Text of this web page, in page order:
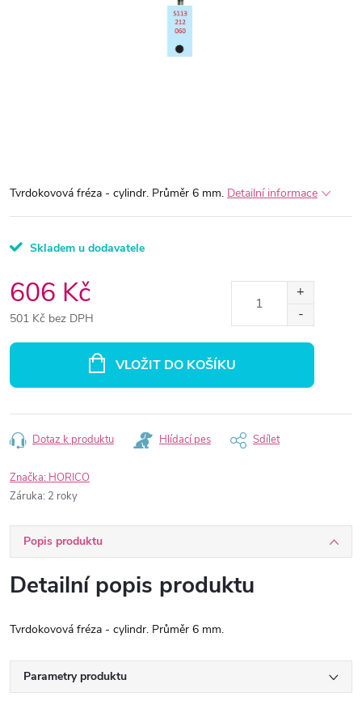
Tvrdokovová fréza - cylindr. Průměr 6 mm. Detailní informace
Skladem u dodavatele
606 Kč
501 Kč bez DPH
VLOŽIT DO KOŠÍKU
Dotaz k produktu Hlídací pes Sdílet
Značka: HORICO
Záruka: 2 roky
Popis produktu
Detailní popis produktu
Tvrdokovová fréza - cylindr. Průměr 6 mm.
Parametry produktu